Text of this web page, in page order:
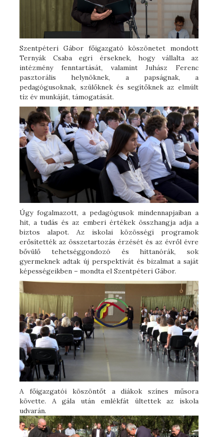
Szentpéteri Gábor főigazgató köszönetet mondott
Ternyák Csaba egri érseknek, hogy vállalta az
intézmény fenntartását, valamint Juhász Ferenc
pasztorális helynöknek, a papságnak, a
pedagógusoknak, szülőknek és segítőknek az elmúlt
tíz év munkáját, támogatását.
Úgy fogalmazott, a pedagógusok mindennapjaiban a
hit, a tudás és az emberi értékek összhangja adja a
biztos alapot. Az iskolai közösségi programok
erősítették az összetartozás érzését és az évről évre
bővülő tehetséggondozó és hittanórák, sok
gyermeknek adtak új perspektívát és bizalmat a saját
képességeikben – mondta el Szentpéteri Gábor.
A főigazgatói köszöntőt a diákok színes műsora
követte. A gála után emlékfát ültettek az iskola
udvarán.